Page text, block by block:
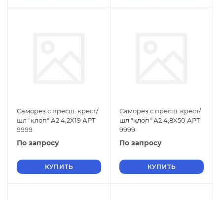
Саморез с пресш. крест/
шл "клоп" А2 4,2X19 АРТ
9999
По запросу
КУПИТЬ
Саморез с пресш. крест/
шл "клоп" А2 4,8X50 АРТ
9999
По запросу
КУПИТЬ